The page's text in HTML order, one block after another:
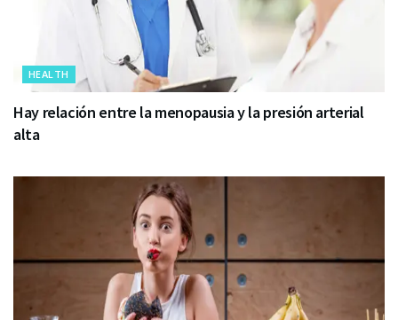
HEALTH
Hay relación entre la menopausia y la presión arterial
alta